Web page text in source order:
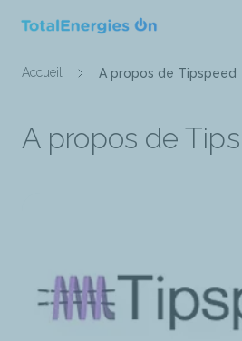
Fil
Accueil A propos de Tipspeed
A propos de